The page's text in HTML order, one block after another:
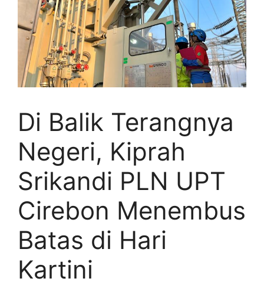
Di Balik Terangnya
Negeri, Kiprah
Srikandi PLN UPT
Cirebon Menembus
Batas di Hari
Kartini